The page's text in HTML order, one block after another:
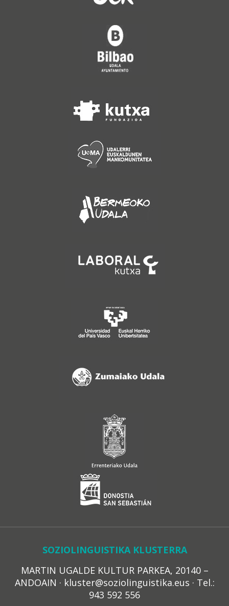
SOZIOLINGUISTIKA KLUSTERRA
MARTIN UGALDE KULTUR PARKEA, 20140 –
ANDOAIN · kluster@soziolinguistika.eus · Tel.:
943 592 556